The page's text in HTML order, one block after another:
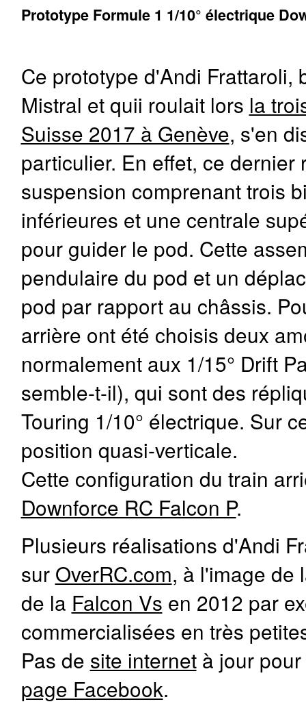
Prototype Formule 1 1/10° électrique
Ce prototype d'Andi Frattaroli,
Mistral et quii roulait lors la
Suisse 2017 à Genève, s'en
particulier. En effet, ce
suspension comprenant trois
inférieures et une centrale
pour guider le pod. Cette
pendulaire du pod et un
pod par rapport au châssis.
arrière ont été choisis deux
normalement aux 1/15° Drift
semble-t-il), qui sont des
Touring 1/10° électrique. Sur
position quasi-verticale.
Cette configuration du train
Downforce RC Falcon P.
Plusieurs réalisations d'Andi
sur OverRC.com, à l'image de
de la Falcon Vs en 2012 par
commercialisées en très
Pas de site internetà jour pour
page Facebook.